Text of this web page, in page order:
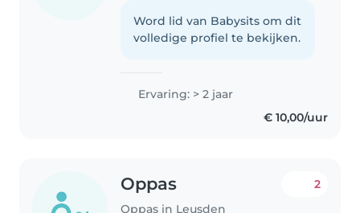
Word lid van Babysits om dit
volledige profiel te bekijken.
Ervaring: > 2 jaar
€ 10,00/uur
Oppas
Oppas in Leusden
2